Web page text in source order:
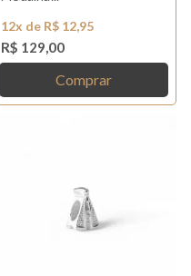
12x de R$ 12,95
R$ 129,00
Comprar